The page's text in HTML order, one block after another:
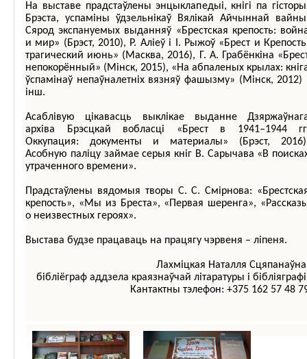
На выставе прадстаўлены энцыклапедыі, кнігі па
Брэста, успаміны ўдзельнікаў Вялікай Айчыннай
Сярод экспануемых выданняў «Брестская крепость:
и мир» (Брэст, 2010), Р. Аліеў і І. Рыжоў «Брест и
трагический июнь» (Масква, 2016), Г. А. Грабёнкіна
непокорённый» (Мінск, 2015), «На абпаленых крылах:
ўспамінаў непаўналетніх вязняў фашызму» (Мінск, 2012)
інш.
Асаблівую цікавасць выклікае выданне
архіва Брэсцкай вобласці «Брест в 1941–1944
Оккупация: документы и материалы» (Брэст,
Асобную паліцу займае серыя кніг В. Сарычава «В
утраченного времени».
Прадстаўлены вядомыя творы С. С. Смірнова:
крепость», «Мы из Бреста», «Первая шеренга»,
о неизвестных героях».
Выстава будзе працаваць на працягу чэрвеня – ліпеня.
Лахміцкая Наталля
бібліёграф аддзела краязнаўчай літаратуры і
Кантактны тэлефон: +375 162 57 48